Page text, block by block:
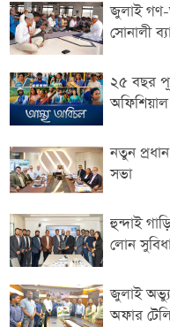
জুলাই গণ-
সোনালী
২৫ বছর
নতুন প্রধান
সভা
হুন্দাই
লোন
জুলাই
অফার